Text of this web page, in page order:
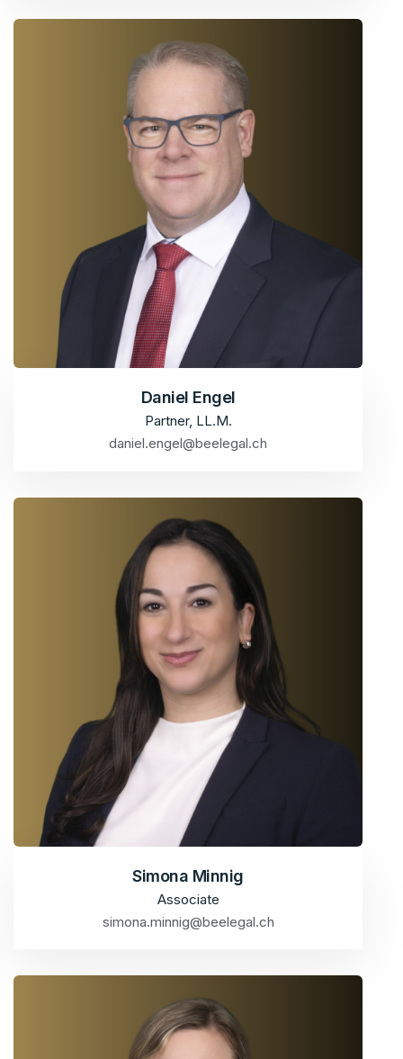
Daniel Engel
Partner, LL.M.
daniel.engel@beelegal.ch
Simona Minnig
Associate
simona.minnig@beelegal.ch